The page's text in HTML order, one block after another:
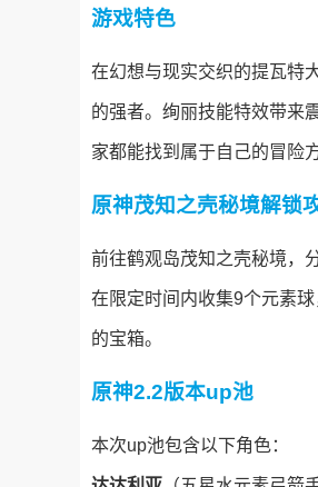
游戏特色
在幻想与现实交织的提瓦特
的强者。绚丽技能特效带来
家都能找到属于自己的冒险方
原神茂知之壳秘境解锁
前往鹤观岛茂知之壳秘境，
在限定时间内收集9个元素
的宝箱。
原神2.2版本up池
本次up池包含以下角色：